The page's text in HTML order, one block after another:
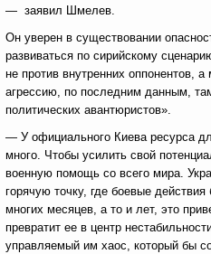
— заявил Шмелев.
Он уверен в существовании
развиваться по сирийскому
не против внутренних оппонентов,
агрессию, по последним данным,
политических авантюристов».
— У официального Киева ресурса
много. Чтобы усилить свой
военную помощь со всего мира.
горячую точку, где боевые
многих месяцев, а то и лет, это
превратит ее в центр
управляемый им хаос, который бы